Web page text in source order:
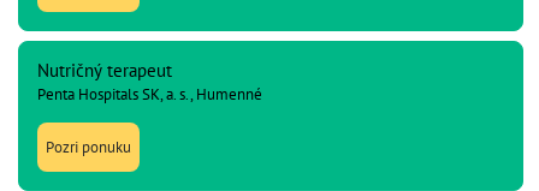
Nutričný terapeut
Penta Hospitals SK, a. s., Humenné
Pozri ponuku